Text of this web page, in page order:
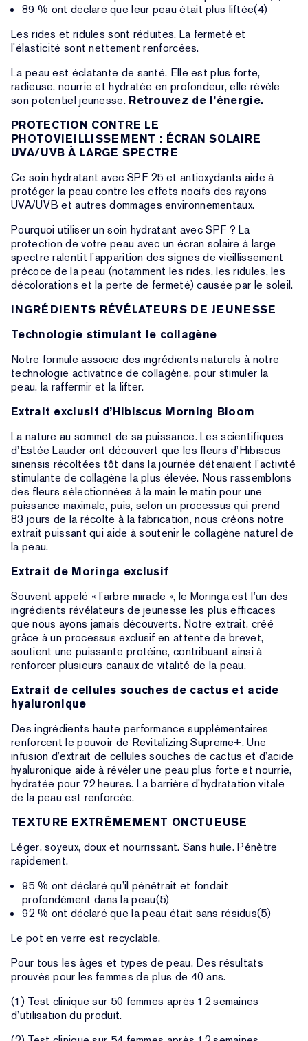
89 % ont déclaré que leur peau était plus liftée(4)
Les rides et ridules sont réduites. La fermeté et
l’élasticité sont nettement renforcées.
La peau est éclatante de santé. Elle est plus forte,
radieuse, nourrie et hydratée en profondeur, elle révèle
son potentiel jeunesse. Retrouvez de l’énergie.
PROTECTION CONTRE LE
PHOTOVIEILLISSEMENT : ÉCRAN SOLAIRE
UVA/UVB À LARGE SPECTRE
Ce soin hydratant avec SPF 25 et antioxydants aide à
protéger la peau contre les effets nocifs des rayons
UVA/UVB et autres dommages environnementaux.
Pourquoi utiliser un soin hydratant avec SPF ? La
protection de votre peau avec un écran solaire à large
spectre ralentit l’apparition des signes de vieillissement
précoce de la peau (notamment les rides, les ridules, les
décolorations et la perte de fermeté) causée par le soleil.
INGRÉDIENTS RÉVÉLATEURS DE JEUNESSE
Technologie stimulant le collagène
Notre formule associe des ingrédients naturels à notre
technologie activatrice de collagène, pour stimuler la
peau, la raffermir et la lifter.
Extrait exclusif d’Hibiscus Morning Bloom
La nature au sommet de sa puissance. Les scientifiques
d’Estée Lauder ont découvert que les fleurs d’Hibiscus
sinensis récoltées tôt dans la journée détenaient l’activité
stimulante de collagène la plus élevée. Nous rassemblons
des fleurs sélectionnées à la main le matin pour une
puissance maximale, puis, selon un processus qui prend
83 jours de la récolte à la fabrication, nous créons notre
extrait puissant qui aide à soutenir le collagène naturel de
la peau.
Extrait de Moringa exclusif
Souvent appelé « l’arbre miracle », le Moringa est l’un des
ingrédients révélateurs de jeunesse les plus efficaces
que nous ayons jamais découverts. Notre extrait, créé
grâce à un processus exclusif en attente de brevet,
soutient une puissante protéine, contribuant ainsi à
renforcer plusieurs canaux de vitalité de la peau.
Extrait de cellules souches de cactus et acide
hyaluronique
Des ingrédients haute performance supplémentaires
renforcent le pouvoir de Revitalizing Supreme+. Une
infusion d’extrait de cellules souches de cactus et d’acide
hyaluronique aide à révéler une peau plus forte et nourrie,
hydratée pour 72 heures. La barrière d’hydratation vitale
de la peau est renforcée.
TEXTURE EXTRÊMEMENT ONCTUEUSE
Léger, soyeux, doux et nourrissant. Sans huile. Pénètre
rapidement.
95 % ont déclaré qu’il pénétrait et fondait
profondément dans la peau(5)
92 % ont déclaré que la peau était sans résidus(5)
Le pot en verre est recyclable.
Pour tous les âges et types de peau. Des résultats
prouvés pour les femmes de plus de 40 ans.
(1) Test clinique sur 50 femmes après 12 semaines
d’utilisation du produit.